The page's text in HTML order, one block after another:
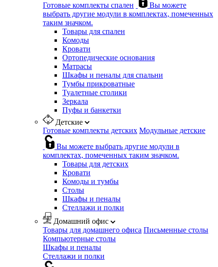
Готовые комплекты спален
Вы можете
выбрать другие модули в комплектах, помеченных
таким значком.
Товары для спален
Комоды
Кровати
Ортопедические основания
Матрасы
Шкафы и пеналы для спальни
Тумбы прикроватные
Туалетные столики
Зеркала
Пуфы и банкетки
Детские
Готовые комплекты детских Модульные детские
Вы можете выбрать другие модули в
комплектах, помеченных таким значком.
Товары для детских
Кровати
Комоды и тумбы
Столы
Шкафы и пеналы
Стеллажи и полки
Домашний офис
Товары для домашнего офиса Письменные столы
Компьютерные столы
Шкафы и пеналы
Стеллажи и полки